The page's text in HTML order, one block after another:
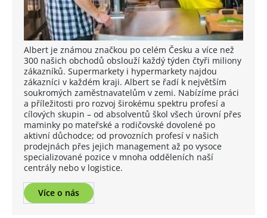
Albert je známou značkou po celém Česku a více než
300 našich obchodů obslouží každý týden čtyři miliony
zákazníků. Supermarkety i hypermarkety najdou
zákazníci v každém kraji. Albert se řadí k největším
soukromých zaměstnavatelům v zemi. Nabízíme práci
a příležitosti pro rozvoj širokému spektru profesí a
cílových skupin – od absolventů škol všech úrovní přes
maminky po mateřské a rodičovské dovolené po
aktivní důchodce; od provozních profesí v našich
prodejnách přes jejich management až po vysoce
specializované pozice v mnoha odděleních naší
centrály nebo v logistice.
Více o nás